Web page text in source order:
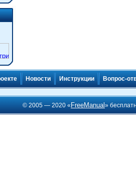
Новости Инструкции Вопрос-
© 2005 — 2020 « FreeManual»